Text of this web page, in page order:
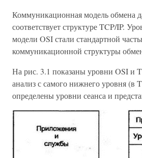
Коммуникационная модель обмена
соответствует структуре TCP/IP.
модели OSI стали стандартной
коммуникационной структуры
На рис. 3.1 показаны уровни OSI и
анализ с самого нижнего уровня (в
определены уровни сеанса и